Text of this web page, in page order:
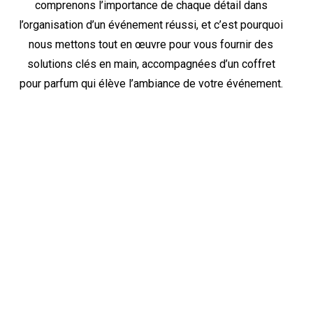
comprenons l’importance de chaque détail dans
l’organisation d’un événement réussi, et c’est pourquoi
nous mettons tout en œuvre pour vous fournir des
solutions clés en main, accompagnées d’un coffret
pour parfum qui élève l’ambiance de votre événement.